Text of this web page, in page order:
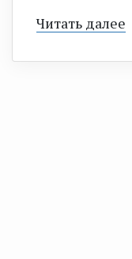
Читать далее